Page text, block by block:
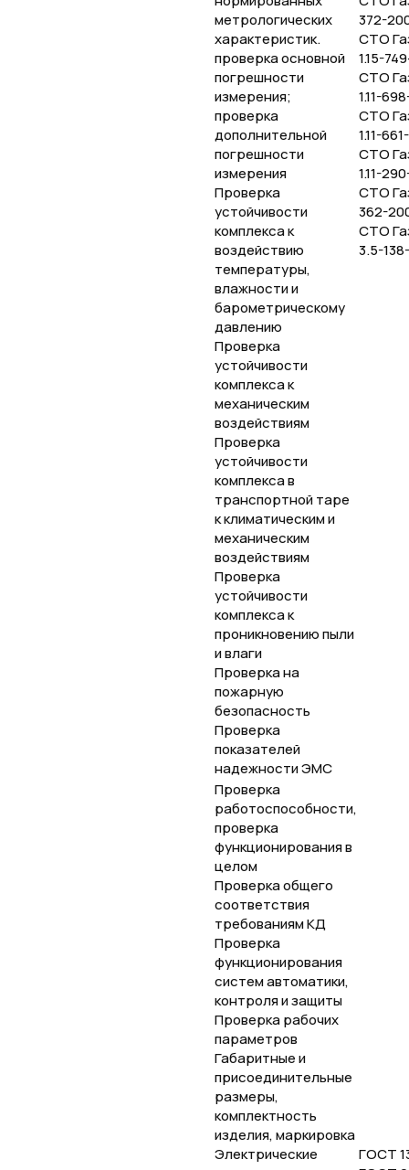
метрологических
характеристик.
проверка основной
погрешности
измерения;
проверка
дополнительной
погрешности
измерения
Проверка
устойчивости
комплекса к
воздействию
температуры,
влажности и
барометрическому
давлению
Проверка
устойчивости
комплекса к
механическим
воздействиям
Проверка
устойчивости
комплекса в
транспортной таре
к климатическим и
механическим
воздействиям
Проверка
устойчивости
комплекса к
проникновению пыли
и влаги
Проверка на
пожарную
безопасность
Проверка
показателей
надежности ЭМС
372-
СТО
1.15-
СТО
1.11-
СТО
1.11-
СТО
1.11-
СТО
362-
СТО
3.5-
Проверка
работоспособности,
проверка
функционирования в
целом
Проверка общего
соответствия
требованиям КД
Проверка
функционирования
систем автоматики,
контроля и защиты
Проверка рабочих
параметров
Габаритные и
присоединительные
размеры,
комплектность
изделия, маркировка
Электрические
ГОСТ